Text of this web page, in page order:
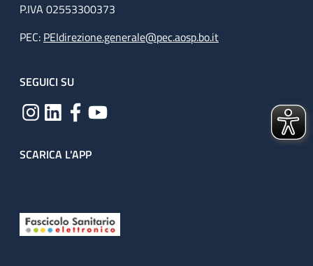
P.IVA 02553300373
PEC: PEIdirezione.generale@pec.aosp.bo.it
SEGUICI SU
SCARICA L'APP